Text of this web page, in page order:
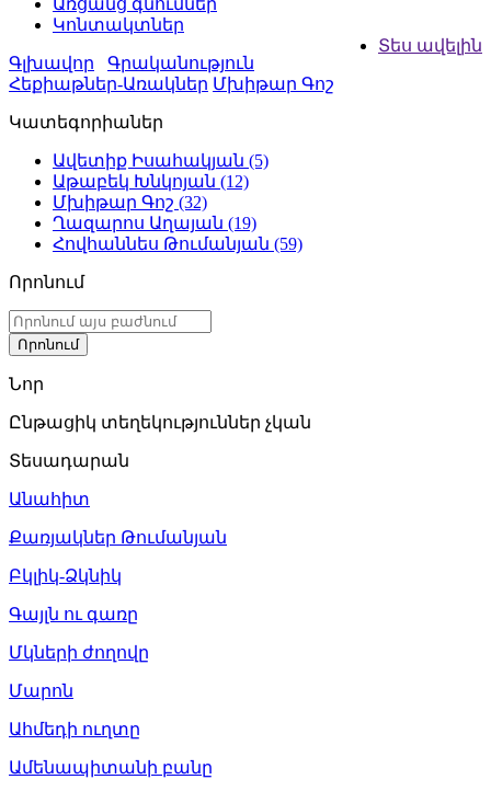
Կոնտակտներ
Տես ավելին
Գլխավոր
Գրականություն
Հեքիաթներ-Առակներ Մխիթար Գոշ
Կատեգորիաներ
Ավետիք Իսահակյան (5)
Աթաբեկ Խնկոյան (12)
Մխիթար Գոշ (32)
Ղազարոս Աղայան (19)
Հովհաննես Թումանյան (59)
Որոնում
Նոր
Ընթացիկ տեղեկություններ չկան
Տեսադարան
Անահիտ
Քառյակներ Թումանյան
Բկլիկ-Ձկնիկ
Գայլն ու գառը
Մկների ժողովը
Մարոն
Ահմեդի ուղտը
Ամենապիտանի բանը